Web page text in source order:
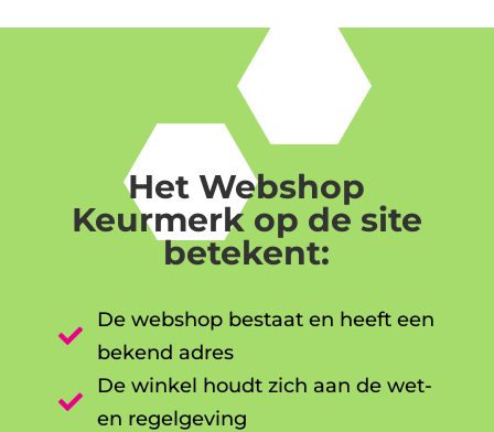
Het Webshop
Keurmerk op de site
betekent:

De webshop bestaat en heeft een
bekend adres

De winkel houdt zich aan de wet-
en regelgeving